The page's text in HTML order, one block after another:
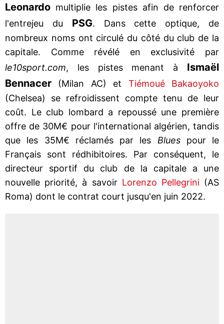
Leonardo multiplie les pistes afin de renforcer
l'entrejeu du PSG. Dans cette optique, de
nombreux noms ont circulé du côté du club de la
capitale. Comme révélé en exclusivité par
le10sport.com, les pistes menant à Ismaël
Bennacer (Milan AC) et Tiémoué Bakaoyoko
(Chelsea) se refroidissent compte tenu de leur
coût. Le club lombard a repoussé une première
offre de 30M€ pour l'international algérien, tandis
que les 35M€ réclamés par les Bluespour le
Français sont rédhibitoires. Par conséquent, le
directeur sportif du club de la capitale a une
nouvelle priorité, à savoir Lorenzo Pellegrini(AS
Roma) dont le contrat court jusqu'en juin 2022.